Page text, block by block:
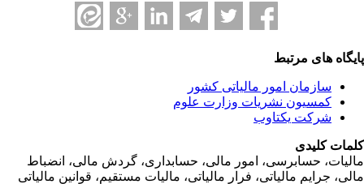
های مرتبط
سازمان امور مالياتی کشور
کمسیون نشریات وزارت علوم
شرکت یکتاوب
کلیدی
حسابرسی، امور مالی، حسابداری، گردش مالی، انضباط
جرايم مالياتی، فرار مالياتی، ماليات مستقيم، قوانين مالياتی